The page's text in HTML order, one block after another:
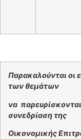
Παρακαλούνται οι
των θεμάτων
να
συνεδρίαση της
Οικονομικής